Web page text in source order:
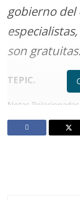
gobierno del
son gratuitas.
TEPIC.
Notas Relacionadas
DIF Nayarit
olimpiadas y